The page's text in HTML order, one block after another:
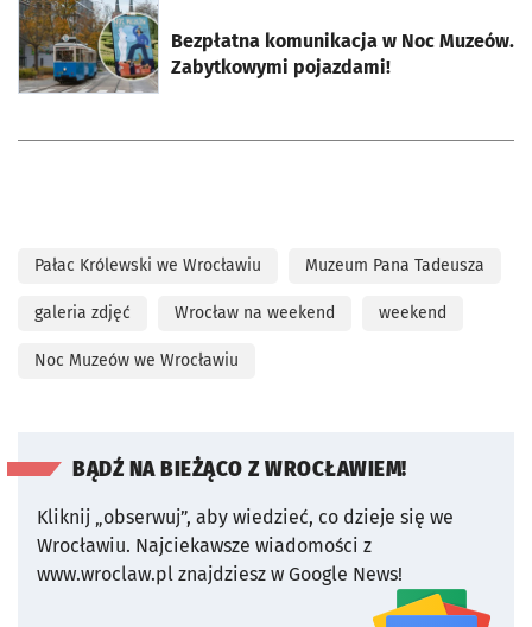
Bezpłatna komunikacja w Noc Muzeów.
Zabytkowymi pojazdami!
otworzy się w nowej karcie
Pałac Królewski we Wrocławiu Muzeum Pana Tadeusza
galeria zdjęć Wrocław na weekend weekend
Noc Muzeów we Wrocławiu
BĄDŹ NA BIEŻĄCO Z WROCŁAWIEM!
Kliknij „obserwuj”, aby wiedzieć, co dzieje się we
Wrocławiu. Najciekawsze wiadomości z
www.wroclaw.pl znajdziesz w Google News!